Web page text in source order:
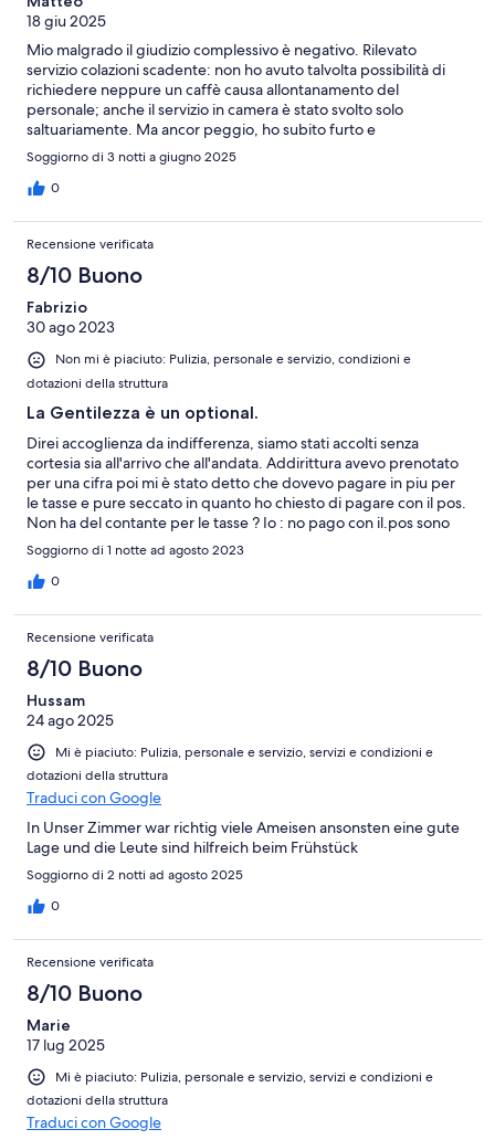
18 giu 2025
Mio malgrado il giudizio complessivo è negativo. Rilevato
servizio colazioni scadente: non ho avuto talvolta possibilità di
richiedere neppure un caffè causa allontanamento del
personale; anche il servizio in camera è stato svolto solo
saltuariamente. Ma ancor peggio, ho subito furto e
danneggiamento di oggetti personali durante il soggiorno.
Soggiorno di 3 notti a giugno 2025
0
Recensione verificata
8/10 Buono
Fabrizio
30 ago 2023
Non mi è piaciuto: Pulizia, personale e servizio, condizioni e
dotazioni della struttura
La Gentilezza è un optional.
Direi accoglienza da indifferenza, siamo stati accolti senza
cortesia sia all'arrivo che all'andata. Addirittura avevo prenotato
per una cifra poi mi è stato detto che dovevo pagare in piu per
le tasse e pure seccato in quanto ho chiesto di pagare con il pos.
Non ha del contante per le tasse ? Io : no pago con il.pos sono
andato via senza avermi detto arrivederci . Per quanto riguarda
la camera , appena coricati sul letto abbiamo trovato sotto le
lenzuola dei bicchieri di plastica usati . Per il redto scomodo
Soggiorno di 1 notte ad agosto 2023
0
Recensione verificata
8/10 Buono
Hussam
24 ago 2025
Mi è piaciuto: Pulizia, personale e servizio, servizi e condizioni e
dotazioni della struttura
Traduci con Google
In Unser Zimmer war richtig viele Ameisen ansonsten eine gute
Lage und die Leute sind hilfreich beim Frühstück
Soggiorno di 2 notti ad agosto 2025
0
Recensione verificata
8/10 Buono
Marie
17 lug 2025
Mi è piaciuto: Pulizia, personale e servizio, servizi e condizioni e
dotazioni della struttura
Traduci con Google